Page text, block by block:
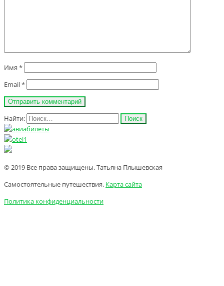
Имя *
Email*
Найти:
© 2019 Все права защищены. Татьяна Плышевская
Самостоятельные путешествия. Карта сайта
Политика конфиденциальности